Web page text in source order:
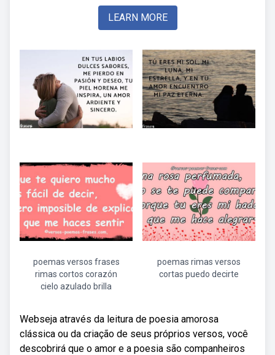
LEARN MORE
poemas versos frases
rimas cortos corazón
cielo azulado brilla
poemas rimas versos
cortas puedo decirte
Webseja através da leitura de poesia amorosa
clássica ou da criação de seus próprios versos, você
descobrirá que o amor e a poesia são companheiros